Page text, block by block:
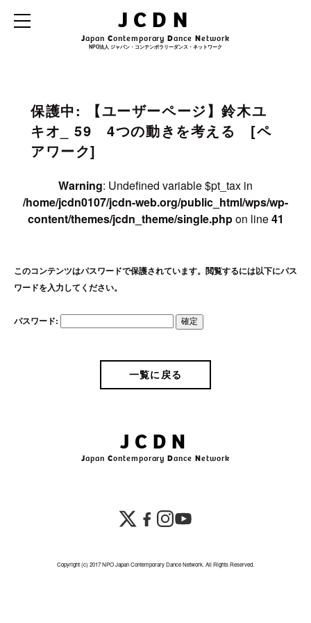
JCDN
Japan ContemporaryDanceNetwork
NPO法人 ジャパン・コンテンポラリーダンス・ネットワーク
/home/jcdn0107/jcdn-web.org/public_html/wps/wp-
content/themes/jcdn_theme/single.php
保護中: 【ユーザーページ】鈴木ユ
キオ_ 59 4つの動きを考える [ペ
アワーク]
Warning: Undefined variable $pt_tax in
/home/jcdn0107/jcdn-web.org/public_html/wps/wp-
content/themes/jcdn_theme/single.phpon line41
このコンテンツはパスワードで保護されています。閲覧するには以下にパス
ワードを入力してください。
パスワード:
一覧に戻る
JCDN
Japan ContemporaryDanceNetwork
Copyright (c) 2017 NPO Japan Contemporary Dance Network. All Rights Reserved.